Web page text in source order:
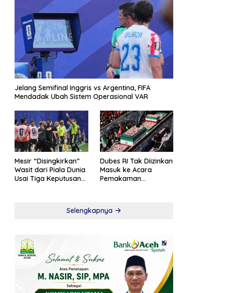
Jelang Semifinal Inggris vs Argentina, FIFA
Mendadak Ubah Sistem Operasional VAR
Mesir “Disingkirkan”
Wasit dari Piala Dunia
Usai Tiga Keputusan
Dubes RI Tak Diizinkan
Masuk ke Acara
Pemakaman
Selengkapnya